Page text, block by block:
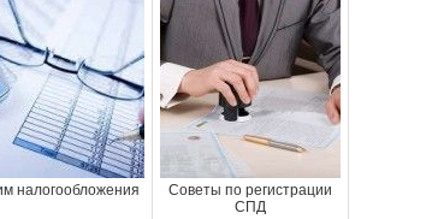
налогообложения
Советы по регистрации
СПД